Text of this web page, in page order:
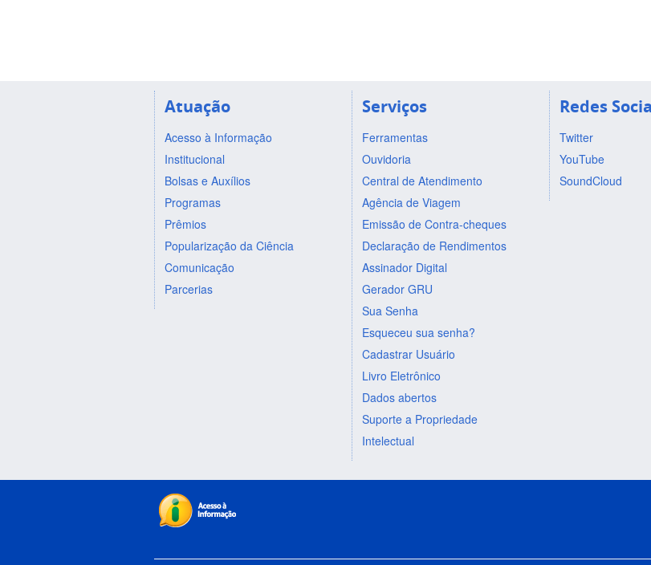
Atuação
Acesso à Informação
Institucional
Bolsas e Auxílios
Programas
Prêmios
Popularização da Ciência
Comunicação
Parcerias
Serviços
Ferramentas
Ouvidoria
Central de Atendimento
Agência de Viagem
Emissão de Contra-cheques
Declaração de Rendimentos
Assinador Digital
Gerador GRU
Sua Senha
Esqueceu sua senha?
Cadastrar Usuário
Livro Eletrônico
Dados abertos
Suporte a Propriedade
Intelectual
Redes
Twitter
YouTube
SoundCloud